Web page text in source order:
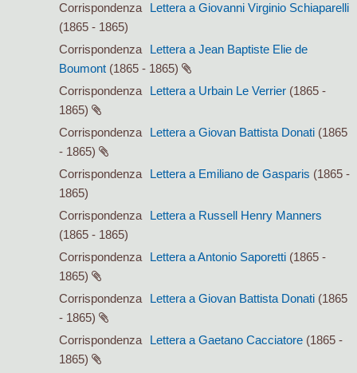
Corrispondenza
Lettera a Giovanni Virginio Schiaparelli
(1865 - 1865)
Corrispondenza
Lettera a Jean Baptiste Elie de
Boumont (1865 - 1865)
Corrispondenza
Lettera a Urbain Le Verrier (1865 -
1865)
Corrispondenza
Lettera a Giovan Battista Donati (1865
- 1865)
Corrispondenza
Lettera a Emiliano de Gasparis (1865 -
1865)
Corrispondenza
Lettera a Russell Henry Manners
(1865 - 1865)
Corrispondenza
Lettera a Antonio Saporetti (1865 -
1865)
Corrispondenza
Lettera a Giovan Battista Donati (1865
- 1865)
Corrispondenza
Lettera a Gaetano Cacciatore (1865 -
1865)